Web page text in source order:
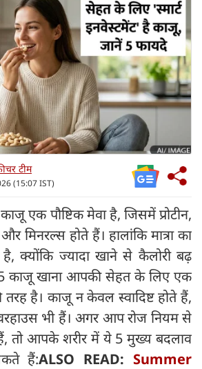
टीम
(15:07 IST)
काजू एक पौष्टिक मेवा है, जिसमें प्रोटीन,
मिनरल्स होते हैं। हालांकि मात्रा का
क्योंकि ज्यादा खाने से कैलोरी बढ़
5 काजू खाना आपकी सेहत के लिए एक
तरह है। काजू न केवल स्वादिष्ट होते हैं,
भी हैं। अगर आप रोज नियम से
तो आपके शरीर में ये 5 मुख्य बदलाव
हैं:ALSO READ: Summer